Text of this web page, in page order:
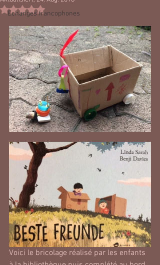
Echanges francophones
Mit NaN von 5 Sternen bewertet.
Voici le bricolage réalisé par les enfants